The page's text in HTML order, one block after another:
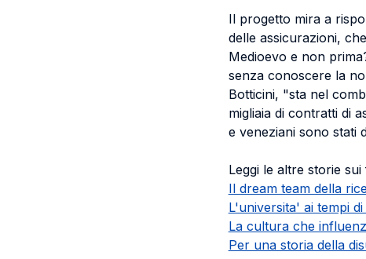
Il progetto mira a
delle assicurazioni,
Medioevo e non
senza conoscere la
Botticini, "sta nel
migliaia di contratti di
e veneziani sono stati
Leggi le altre storie
Il dream team della
L'universita' ai tempi
La cultura che
Per una storia della